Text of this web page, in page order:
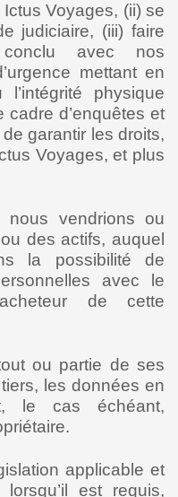
Voyages, (ii) se
judiciaire, (iii) faire
avec nos
mettant en
physique
cadre d’enquêtes et
garantir les droits,
Voyages, et plus
nous vendrions ou
des actifs, auquel
la possibilité de
avec le
de cette
ou partie de ses
les données en
le cas échéant,
applicable et
est requis,